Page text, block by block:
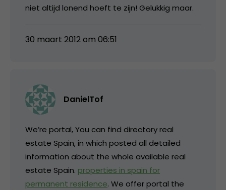
niet altijd lonend hoeft te zijn! Gelukkig maar.
30 maart 2012 om 06:51
DanielTof
We’re portal, You can find directory real
estate Spain, in which posted all detailed
information about the whole available real
estate Spain. properties in spain for
permanent residence. We offer portal the